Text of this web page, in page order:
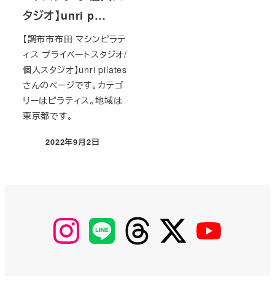
タジオ】unri p…
【調布市布田 マシンピラテ
ィス プライベートスタジオ/
個人スタジオ】unri pilates
さんのページです。カテゴ
リーはピラティス。地域は
東京都です。
投稿日
2022年9月2日
【Instagram】
MyKOBAKO
【LINE】 【threads】 【Twitter】